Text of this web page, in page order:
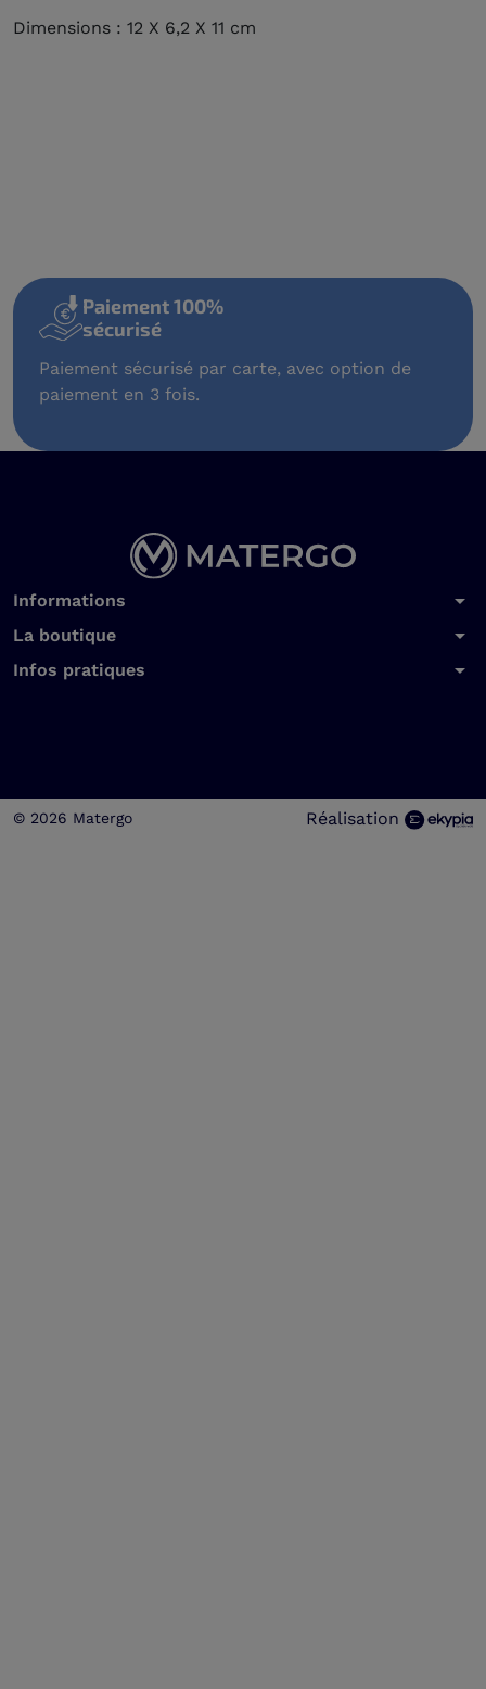
Dimensions : 12 X 6,2 X 11 cm
Paiement 100%
sécurisé
Paiement sécurisé par carte, avec option de
paiement en 3 fois.
Informations arrow_drop_down
La boutique arrow_drop_down
Infos pratiques arrow_drop_down
© 2026 Matergo Réalisation